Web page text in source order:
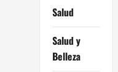
Salud
Salud y
Belleza